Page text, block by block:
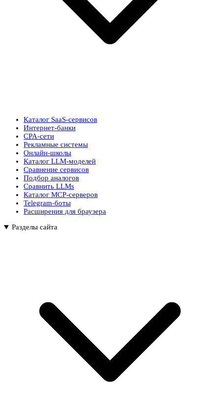
Каталог SaaS-сервисов
Интернет-банки
CPA-сети
Рекламные системы
Онлайн-школы
Каталог LLM-моделей
Сравнение сервисов
Подбор аналогов
Сравнить LLMs
Каталог MCP-серверов
Telegram-боты
Расширения для браузера
Разделы сайта